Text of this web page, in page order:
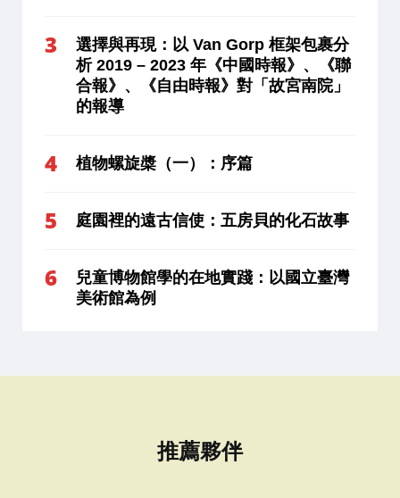
選擇與再現：以 Van Gorp 框架包裹分
析 2019 – 2023 年《中國時報》、《聯
合報》、《自由時報》對「故宮南院」
的報導
植物螺旋槳（一）：序篇
庭園裡的遠古信使：五房貝的化石故事
兒童博物館學的在地實踐：以國立臺灣
美術館為例
推薦夥伴